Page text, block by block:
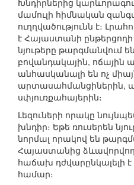
Խնդիրներից
մամուլի հիմնական
ուղղվածությունն է։
է Հայաստանի ընթերցողի
նյութերը թարգմանվում
բովանդակային, ոճային
անհասկանալի են ոչ
արտասահմանցիներին,
սփյուռքահայերին։
Լեզուների որակը
խնդիր։ Եթե ռուսերեն
նորմալ որակով են
Հայաստանից ձևավորվող
հաճախ դժվարընկալելի է
համար։